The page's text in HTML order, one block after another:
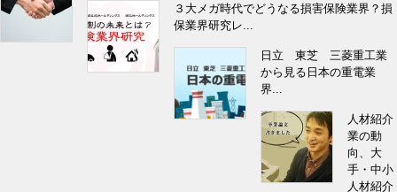
３大メガ時代でどうなる損害保険業界？損
保業界研究レ...
日立 東芝 三菱重工業
から見る日本の重電業
界...
人材紹介
業の動
向、大
手・中小
人材紹介